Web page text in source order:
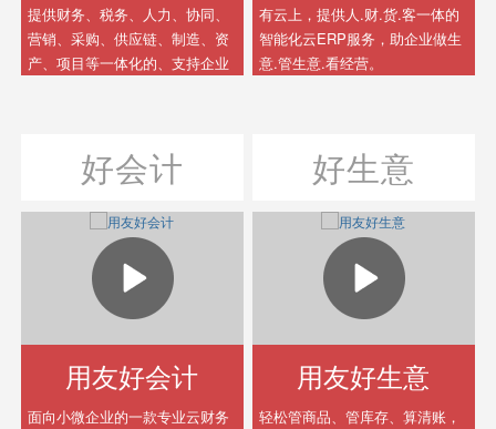
提供财务、税务、人力、协同、
营销、采购、供应链、制造、资
产、项目等一体化的、支持企业
驱动、实时运营，轻松管理的数
字化智能企业。
有云上，提供人.财.货.客一体的
智能化云ERP服务，助企业做生
意.管生意.看经营。
好会计
用友好会计
面向小微企业的一款专业云财务
好生意
用友好生意
轻松管商品、管库存、算清账，